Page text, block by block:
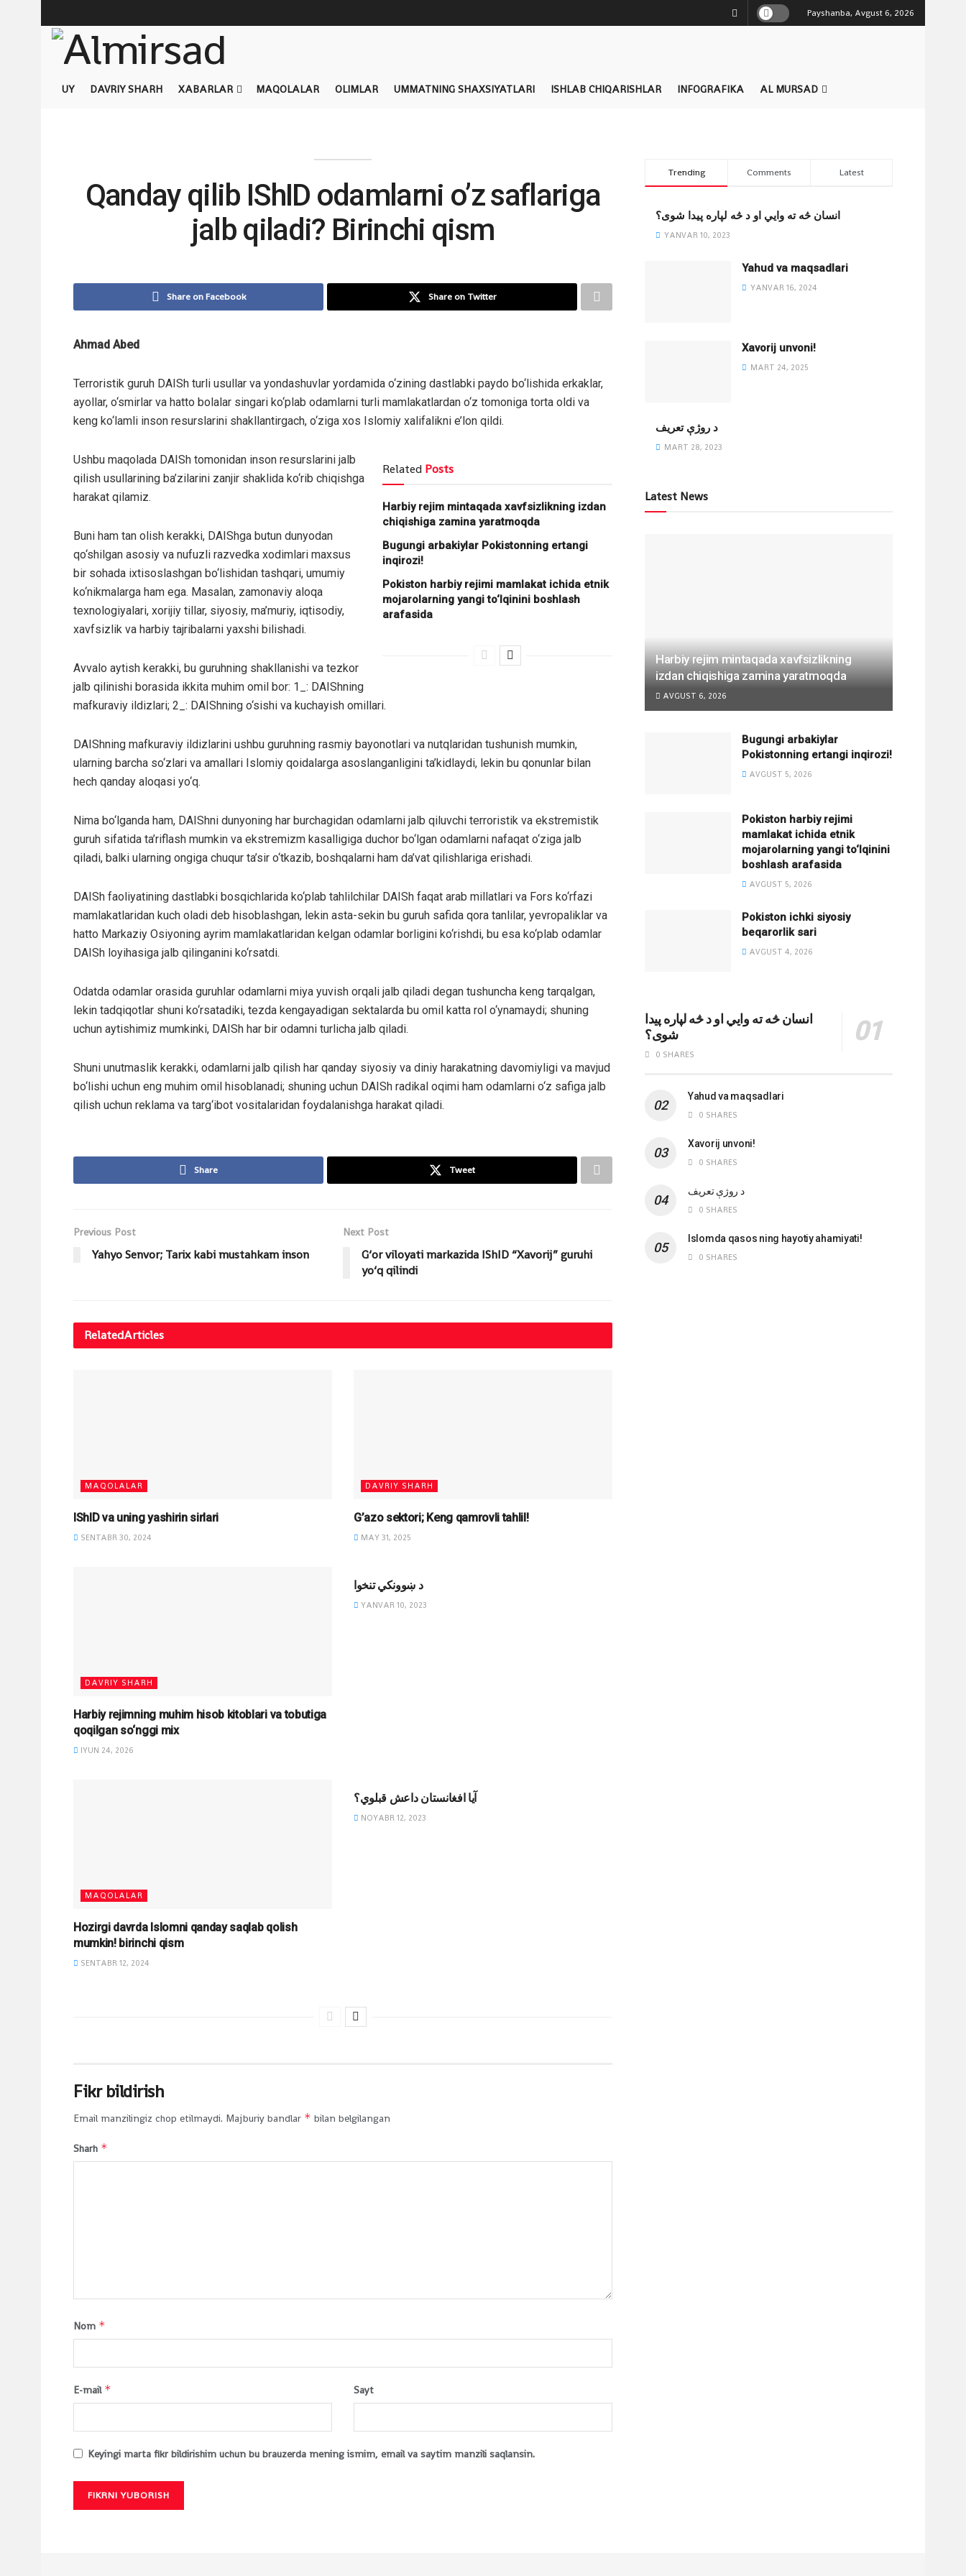
Payshanba, Avgust 6, 2026
UY DAVRIY SHARH XABARLAR MAQOLALAR OLIMLAR UMMATNING SHAXSIYATLARI ISHLAB CHIQARISHLAR INFOGRAFIKA AL MURSAD
Qanday qilib IShID odamlarni o’z saflariga
jalb qiladi? Birinchi qism
Share on Facebook Share on Twitter
Ahmad Abed
Terroristik guruh DAISh turli usullar va yondashuvlar yordamida o‘zining dastlabki paydo bo‘lishida erkaklar,
ayollar, o‘smirlar va hatto bolalar singari ko‘plab odamlarni turli mamlakatlardan o‘z tomoniga torta oldi va
keng ko‘lamli inson resurslarini shakllantirgach, o‘ziga xos Islomiy xalifalikni e’lon qildi.
Related Posts
Harbiy rejim mintaqada xavfsizlikning izdan
chiqishiga zamina yaratmoqda
Bugungi arbakiylar Pokistonning ertangi
inqirozi!
Pokiston harbiy rejimi mamlakat ichida etnik
mojarolarning yangi to‘lqinini boshlash
arafasida
Ushbu maqolada DAISh tomonidan inson resurslarini jalb
qilish usullarining ba’zilarini zanjir shaklida ko‘rib chiqishga
harakat qilamiz.
Buni ham tan olish kerakki, DAIShga butun dunyodan
qo‘shilgan asosiy va nufuzli razvedka xodimlari maxsus
bir sohada ixtisoslashgan bo‘lishidan tashqari, umumiy
ko‘nikmalarga ham ega. Masalan, zamonaviy aloqa
texnologiyalari, xorijiy tillar, siyosiy, ma’muriy, iqtisodiy,
xavfsizlik va harbiy tajribalarni yaxshi bilishadi.
Avvalo aytish kerakki, bu guruhning shakllanishi va tezkor
jalb qilinishi borasida ikkita muhim omil bor: 1_: DAIShning
mafkuraviy ildizlari; 2_: DAIShning o‘sishi va kuchayish omillari.
DAIShning mafkuraviy ildizlarini ushbu guruhning rasmiy bayonotlari va nutqlaridan tushunish mumkin,
ularning barcha so‘zlari va amallari Islomiy qoidalarga asoslanganligini ta’kidlaydi, lekin bu qonunlar bilan
hech qanday aloqasi yo‘q.
Nima bo‘lganda ham, DAIShni dunyoning har burchagidan odamlarni jalb qiluvchi terroristik va ekstremistik
guruh sifatida ta’riflash mumkin va ekstremizm kasalligiga duchor bo‘lgan odamlarni nafaqat o‘ziga jalb
qiladi, balki ularning ongiga chuqur ta’sir o‘tkazib, boshqalarni ham da’vat qilishlariga erishadi.
DAISh faoliyatining dastlabki bosqichlarida ko‘plab tahlilchilar DAISh faqat arab millatlari va Fors ko‘rfazi
mamlakatlaridan kuch oladi deb hisoblashgan, lekin asta-sekin bu guruh safida qora tanlilar, yevropaliklar va
hatto Markaziy Osiyoning ayrim mamlakatlaridan kelgan odamlar borligini ko‘rishdi, bu esa ko‘plab odamlar
DAISh loyihasiga jalb qilinganini ko‘rsatdi.
Odatda odamlar orasida guruhlar odamlarni miya yuvish orqali jalb qiladi degan tushuncha keng tarqalgan,
lekin tadqiqotlar shuni ko‘rsatadiki, tezda kengayadigan sektalarda bu omil katta rol o‘ynamaydi; shuning
uchun aytishimiz mumkinki, DAISh har bir odamni turlicha jalb qiladi.
Shuni unutmaslik kerakki, odamlarni jalb qilish har qanday siyosiy va diniy harakatning davomiyligi va mavjud
bo‘lishi uchun eng muhim omil hisoblanadi; shuning uchun DAISh radikal oqimi ham odamlarni o‘z safiga jalb
qilish uchun reklama va targ‘ibot vositalaridan foydalanishga harakat qiladi.
Share Tweet
Previous Post
Yahyo Senvor; Tarix kabi mustahkam inson
Next Post
G‘or viloyati markazida IShID “Xavorij” guruhi
yo‘q qilindi
RelatedArticles
MAQOLALAR
IShID va uning yashirin sirlari
SENTABR 30, 2024
DAVRIY SHARH
G’azo sektori; Keng qamrovli tahlil!
MAY 31, 2025
DAVRIY SHARH
Harbiy rejimning muhim hisob kitoblari va tobutiga
qoqilgan so‘nggi mix
IYUN 24, 2026
د ښوونکي تنخوا
YANVAR 10, 2023
MAQOLALAR
Hozirgi davrda Islomni qanday saqlab qolish
mumkin! birinchi qism
SENTABR 12, 2024
آيا افغانستان داعش قبلوي؟
NOYABR 12, 2023
Fikr bildirish
Email manzilingiz chop etilmaydi. Majburiy bandlar * bilan belgilangan
Sharh *
Nom *
E-mail * Sayt
Keyingi marta fikr bildirishim uchun bu brauzerda mening ismim, email va saytim manzili saqlansin.
Trending Comments Latest
انسان څه ته وایي او د څه لپاره پیدا شوی؟
YANVAR 10, 2023
Yahud va maqsadlari
YANVAR 16, 2024
Xavorij unvoni!
MART 24, 2025
‌د روژې تعریف
MART 28, 2023
Latest News
Harbiy rejim mintaqada xavfsizlikning
izdan chiqishiga zamina yaratmoqda
AVGUST 6, 2026
Bugungi arbakiylar
Pokistonning ertangi inqirozi!
AVGUST 5, 2026
Pokiston harbiy rejimi
mamlakat ichida etnik
mojarolarning yangi to‘lqinini
boshlash arafasida
AVGUST 5, 2026
Pokiston ichki siyosiy
beqarorlik sari
AVGUST 4, 2026
انسان څه ته وایي او د څه لپاره پیدا
شوی؟
0 SHARES
Yahud va maqsadlari
0 SHARES
Xavorij unvoni!
0 SHARES
‌د روژې تعریف
0 SHARES
Islomda qasos ning hayotiy ahamiyati!
0 SHARES